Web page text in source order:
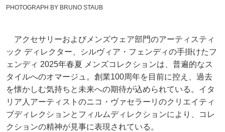
PHOTOGRAPH BY BRUNO STAUB
アクセサリーおよびメンズウェア部門のアーティスティ
ック ディレクター、シルヴィア・フェンディの手掛けたフ
ェンディ 2025年春夏 メンズコレクションは、普遍的なス
タイルへのオマージュ。創業100周年を目前に控え、過去
を懐かしむ気持ちと未来への期待が込められている。イタ
リア人アーティストのニコ・ヴァセラーリのクリエイティ
ブディレクションとフィルムディレクションにより、コレ
クションの精神が見事に表現されている。